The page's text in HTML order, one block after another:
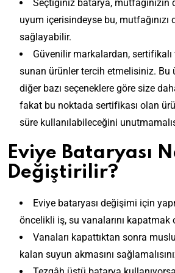
Seçtiğiniz batarya, mutfağınızın
uyum içerisindeyse bu, mutfağınızı
sağlayabilir.
Güvenilir markalardan,
sunan ürünler tercih etmelisiniz. Bu
diğer bazı seçeneklere göre size
fakat bu noktada sertifikası olan
süre kullanılabileceğini
Eviye Bataryası
Değiştirilir?
Eviye bataryası değişimi için
öncelikli iş, su vanalarını kapatmak
Vanaları kapattıktan sonra
kalan suyun akmasını